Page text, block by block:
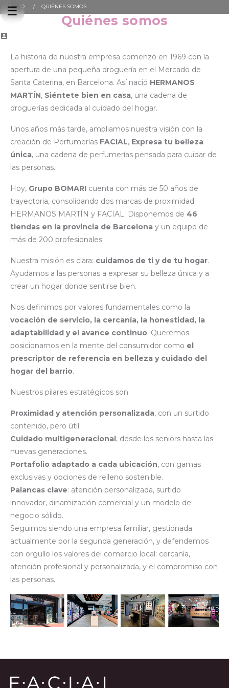
Navegación
de
☰

INICIO QUIÉNES SOMOS
Quiénes somos
La historia de nuestra empresa comenzó en 1969 con la
apertura de una pequeña droguería en el Mercado de
Santa Caterina, en Barcelona. Así nació HERMANOS
MARTÍN, Siéntete bien en casa, una cadena de
droguerías dedicada al cuidado del hogar.
Unos años más tarde, ampliamos nuestra visión con la
creación de Perfumerías FACIAL, Expresa tu belleza
única, una cadena de perfumerías pensada para cuidar de
las personas.
Hoy, Grupo BOMARI cuenta con más de 50 años de
trayectoria, consolidando dos marcas de proximidad:
HERMANOS MARTÍN y FACIAL. Disponemos de 46
tiendas en la provincia de Barcelona y un equipo de
más de 200 profesionales.
Nuestra misión es clara: cuidamos de ti y de tu hogar.
Ayudamos a las personas a expresar su belleza única y a
crear un hogar donde sentirse bien.
Nos definimos por valores fundamentales como la
vocación de servicio, la cercanía, la honestidad, la
adaptabilidad y el avance continuo. Queremos
posicionarnos en la mente del consumidor como el
prescriptor de referencia en belleza y cuidado del
hogar del barrio.
Nuestros pilares estratégicos son:
Proximidad y atención personalizada, con un surtido
contenido, pero útil.
Cuidado multigeneracional, desde los seniors hasta las
nuevas generaciones.
Portafolio adaptado a cada ubicación, con gamas
exclusivas y opciones de relleno sostenible.
Palancas clave: atención personalizada, surtido
innovador, dinamización comercial y un modelo de
negocio sólido.
Seguimos siendo una empresa familiar, gestionada
actualmente por la segunda generación, y defendemos
con orgullo los valores del comercio local: cercanía,
atención profesional y personalizada, y el compromiso con
las personas.